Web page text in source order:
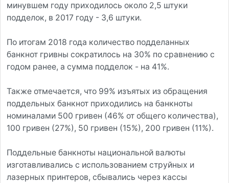
минувшем году приходилось около 2,5 штуки
подделок, в 2017 году - 3,6 штуки.
По итогам 2018 года количество подделанных
банкнот гривны сократилось на 30% по сравнению с
годом ранее, а сумма подделок - на 41%.
Также отмечается, что 99% изъятых из обращения
поддельных банкнот приходились на банкноты
номиналами 500 гривен (46% от общего количества),
100 гривен (27%), 50 гривен (15%), 200 гривен (11%).
Поддельные банкноты национальной валюты
изготавливались с использованием струйных и
лазерных принтеров, сбывались через кассы